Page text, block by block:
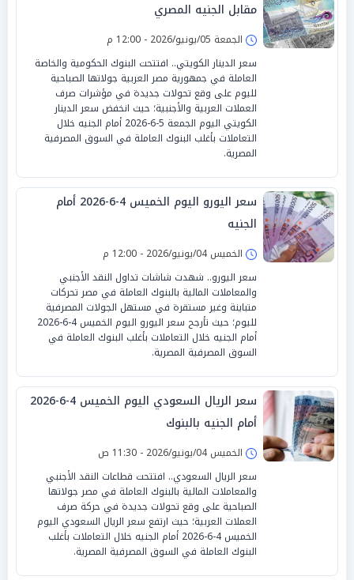
مقابل الجنيه المصري
الجمعة 05/يونيو/2026 - 12:00 م
سعر الدينار الكويتي.. افتتحت البنوك الحكومية والخاصة
العاملة في جمهورية مصر العربية جولاتها الصباحية
لليوم على وقع تحولات جديدة في مؤشرات صرف
العملات العربية والأجنبية؛ حيث انخفض سعر الدينار
الكويتي اليوم الجمعة 5-6-2026 أمام الجنيه خلال
التعاملات بأغلب البنوك العاملة في السوق المصرفية
المصرية.
سعر اليورو اليوم الخميس 4-6-2026 أمام
الجنيه
الخميس 04/يونيو/2026 - 12:00 م
سعر اليورو.. شهدت شاشات تداول النقد الأجنبي
والمعاملات المالية بالبنوك العاملة في مصر تحركات
متباينة وغير مستقرة في مستهل الجولات المصرفية
لليوم؛ حيث تأرجح سعر اليورو اليوم الخميس 4-6-2026
أمام الجنيه خلال التعاملات بأغلب البنوك العاملة في
السوق المصرفية المصرية.
سعر الريال السعودي اليوم الخميس 4-6-2026
أمام الجنيه بالبنوك
الخميس 04/يونيو/2026 - 11:30 ص
سعر الريال السعودي.. افتتحت قطاعات النقد الأجنبي
والمعاملات المالية بالبنوك العاملة في مصر جولاتها
الصباحية على وقع تحولات جديدة في حركة صرف
العملات العربية؛ حيث ارتفع سعر الريال السعودي اليوم
الخميس 4-6-2026 أمام الجنيه خلال التعاملات بأغلب
البنوك العاملة في السوق المصرفية المصرية.